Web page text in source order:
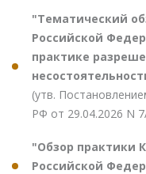
"Тематический
Российской
практике
(утв.
РФ от 29.04.2026 N
"Обзор практики
Российской